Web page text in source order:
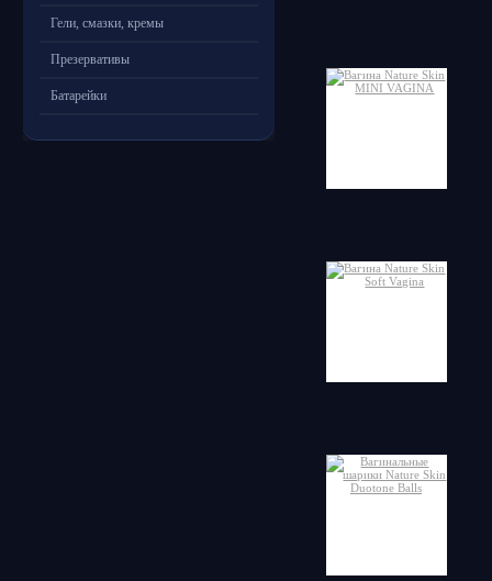
Гели, смазки, кремы
Презервативы
Батарейки